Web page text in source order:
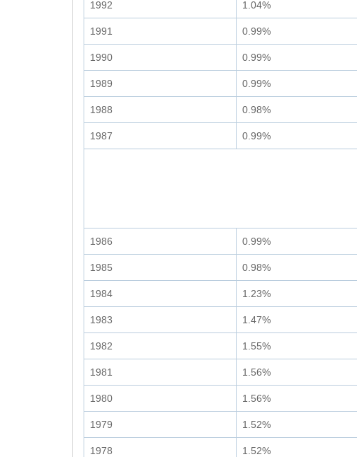
1992 1.04%
1991 0.99%
1990 0.99%
1989 0.99%
1988 0.98%
1987 0.99%
1986 0.99%
1985 0.98%
1984 1.23%
1983 1.47%
1982 1.55%
1981 1.56%
1980 1.56%
1979 1.52%
1978 1.52%